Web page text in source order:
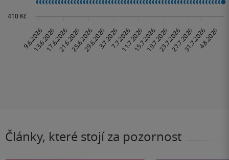
Články, které stojí za pozornost